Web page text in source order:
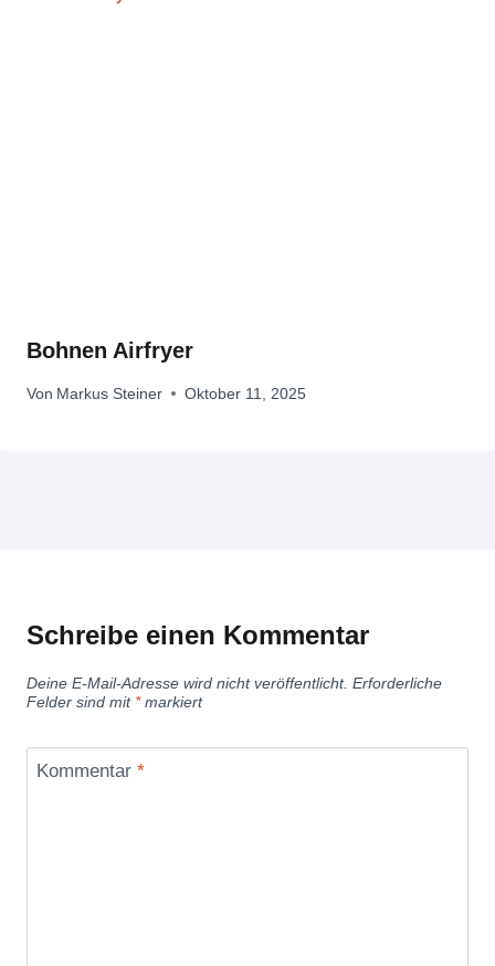
Bohnen Airfryer
Von Markus Steiner Oktober 11, 2025
Schreibe einen Kommentar
Deine E-Mail-Adresse wird nicht veröffentlicht. Erforderliche
Felder sind mit *markiert
Kommentar *